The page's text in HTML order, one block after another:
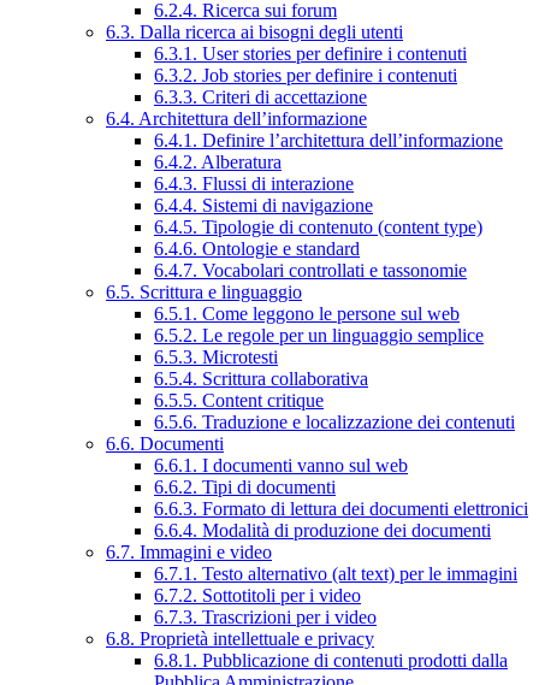
6.2.4. Ricerca sui forum
6.3. Dalla ricerca ai bisogni degli utenti
6.3.1. User stories per definire i contenuti
6.3.2. Job stories per definire i contenuti
6.3.3. Criteri di accettazione
6.4. Architettura dell’informazione
6.4.1. Definire l’architettura dell’informazione
6.4.2. Alberatura
6.4.3. Flussi di interazione
6.4.4. Sistemi di navigazione
6.4.5. Tipologie di contenuto (content type)
6.4.6. Ontologie e standard
6.4.7. Vocabolari controllati e tassonomie
6.5. Scrittura e linguaggio
6.5.1. Come leggono le persone sul web
6.5.2. Le regole per un linguaggio semplice
6.5.3. Microtesti
6.5.4. Scrittura collaborativa
6.5.5. Content critique
6.5.6. Traduzione e localizzazione dei contenuti
6.6. Documenti
6.6.1. I documenti vanno sul web
6.6.2. Tipi di documenti
6.6.3. Formato di lettura dei documenti elettronici
6.6.4. Modalità di produzione dei documenti
6.7. Immagini e video
6.7.1. Testo alternativo (alt text) per le immagini
6.7.2. Sottotitoli per i video
6.7.3. Trascrizioni per i video
6.8. Proprietà intellettuale e privacy
6.8.1. Pubblicazione di contenuti prodotti dalla